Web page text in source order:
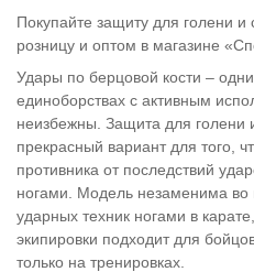
Покупайте защиту для голени и
розницу и оптом в магазине
Удары по берцовой кости –
единоборствах с активным
неизбежны. Защита для голени
прекрасный вариант для того,
противника от последствий
ногами. Модель незаменима во
ударных техник ногами в
экипировки подходит для
только на тренировках.